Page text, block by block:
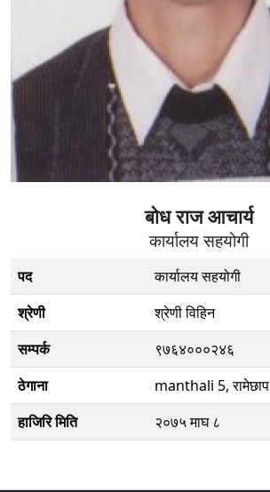
बोध राज आचार्य
कार्यालय सहयोगी
पद
कार्यालय सहयोगी
श्रेणी
श्रेणी विहिन
सम्पर्क
९७६४०००२४६
ठेगाना
manthali 5, रामेछाप
हाजिरि मिति
२०७५ माघ ८